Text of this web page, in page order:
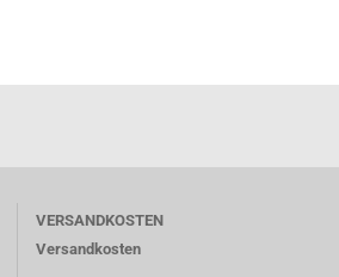
VERSANDKOSTEN
Versandkosten